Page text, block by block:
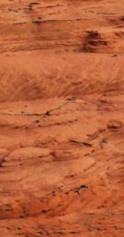
の
た
め
の
情
報
満
載！